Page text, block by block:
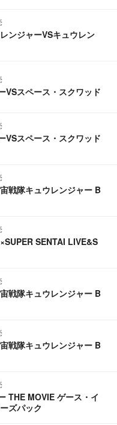
ンジャーVSキュウレン
VSスペース・スクワッド
VSスペース・スクワッド
戦隊キュウレンジャー B
SENTAI LIVE&S
戦隊キュウレンジャー B
戦隊キュウレンジャー B
THE MOVIE ゲース・イ
ズパック